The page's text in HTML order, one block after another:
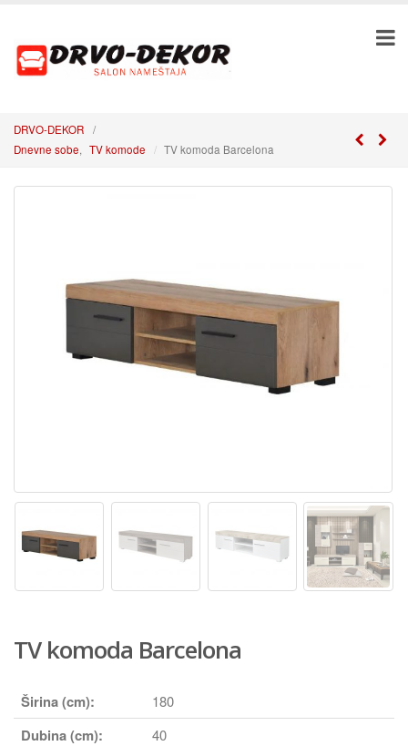
DRVO-DEKOR
/
Dnevne sobe, TV komode TV komoda Barcelona
TV komoda Barcelona
Širina (cm): 180
Dubina (cm): 40